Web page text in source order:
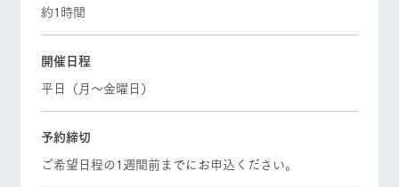
約1時間
開催日程
平日（月～金曜日）
予約締切
ご希望日程の1週間前までにお申込ください。